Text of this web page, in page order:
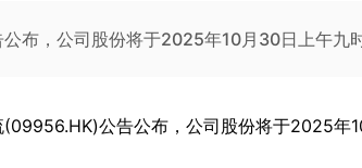
布，公司股份将于2025年10月30日上午九
(09956.HK)公告公布，公司股份将于2025年